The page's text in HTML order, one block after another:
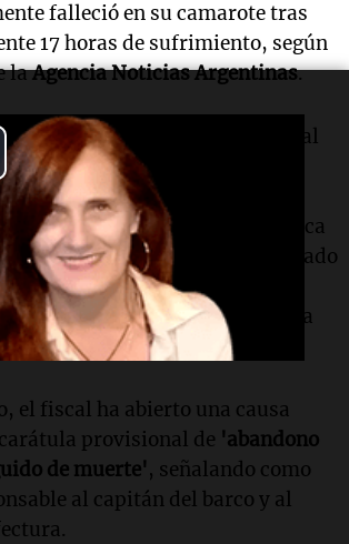
falleció en su camarote tras
17 horas de sufrimiento, según
laAgencia Noticias Argentinas.
Laserna , representante legal
marinero, declaró al diario
murió tras "varias horas de
sin recibir la atención médica
y que si se hubiera acatado
de regresar inmediatamente a
una posibilidad concreta
supervivencia".
el fiscal ha abierto una causa
provisional de 'abandono
de muerte', señalando como
al capitán del barco y al